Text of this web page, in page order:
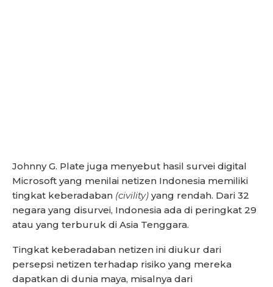
Johnny G. Plate juga menyebut hasil survei digital
Microsoft yang menilai netizen Indonesia memiliki
tingkat keberadaban (civility) yang rendah. Dari 32
negara yang disurvei, Indonesia ada di peringkat 29
atau yang terburuk di Asia Tenggara.
Tingkat keberadaban netizen ini diukur dari
persepsi netizen terhadap risiko yang mereka
dapatkan di dunia maya, misalnya dari